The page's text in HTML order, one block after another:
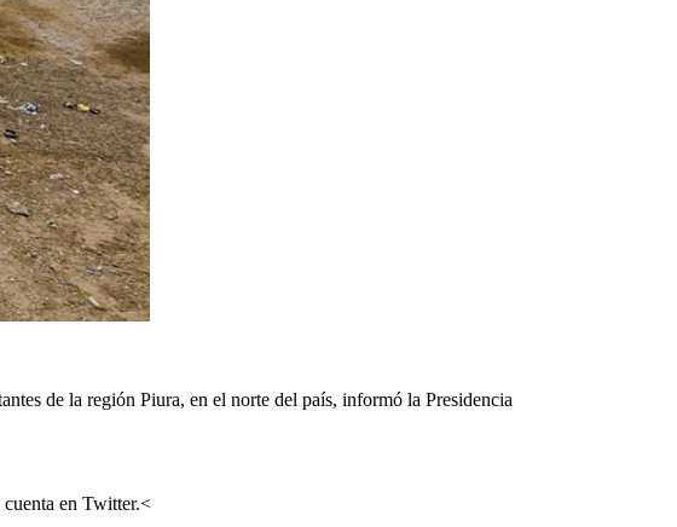
de la región Piura, en el norte del país, informó la Presidencia
cuenta en Twitter.<